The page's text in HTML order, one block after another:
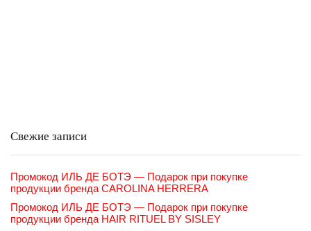
Свежие записи
Промокод ИЛЬ ДЕ БОТЭ — Подарок при покупке
продукции бренда CAROLINA HERRERA
Промокод ИЛЬ ДЕ БОТЭ — Подарок при покупке
продукции бренда HAIR RITUEL BY SISLEY